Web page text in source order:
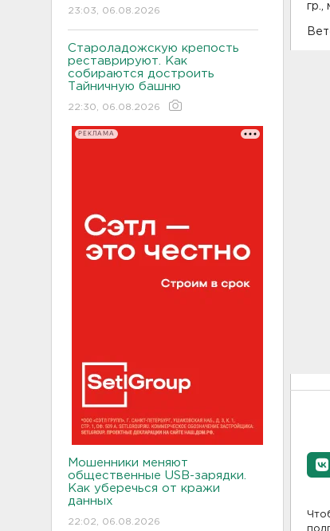
23:03, 06.08.2026
Староладожскую крепость
реставрируют. Как
собираются достроить
Тайничную башню
22:30, 06.08.2026
РЕКЛАМА
Мошенники меняют
общественные USB-зарядки.
Как уберечься от кражи
данных
22:02, 06.08.2026
гр.,